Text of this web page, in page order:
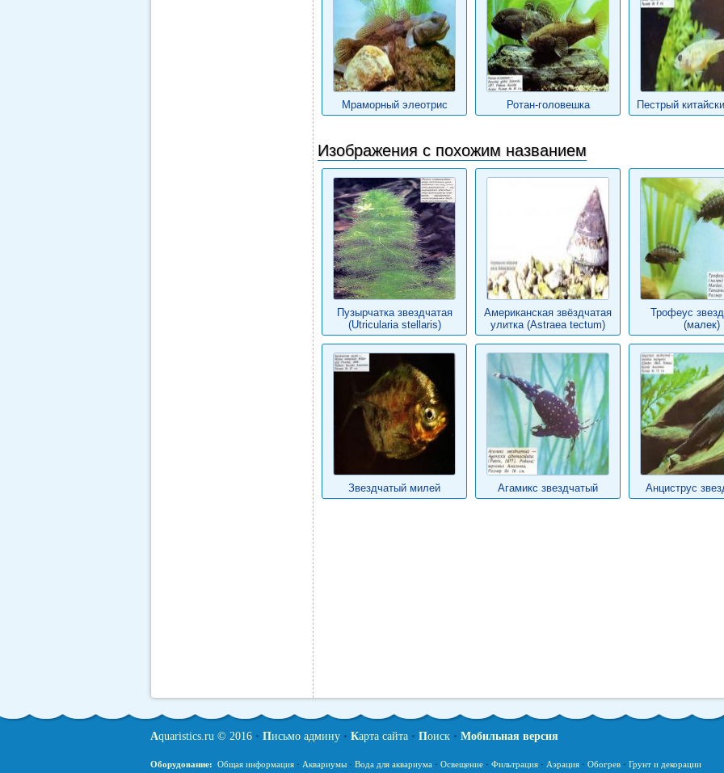
Мраморный элеотрис Ротан-головешка Пестрый
Изображения с похожим названием
Пузырчатка звездчатая
(Utricularia stellaris)
Американская звёздчатая
улитка (Astraea tectum)
Трофеус
(малек)
Звездчатый милей Агамикс звездчатый Анциструс
Aquaristics.ru © 2016• Письмо админу• Карта сайта• Поиск• Мобильная версия
Оборудование: Общая информация· Аквариумы· Вода для аквариума· Освещение· Фильтрация· Аэрация· Обогрев· Грунт и декорации